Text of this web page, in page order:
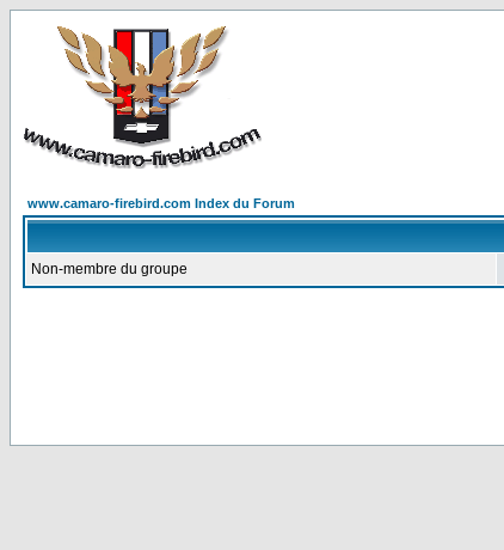
www.camaro-firebird.com Index du Forum
Non-membre du groupe